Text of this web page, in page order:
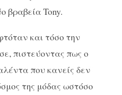
βραβεία Tony.
και τόσο την
πιστεύοντας πως ο
που κανείς δεν
της μόδας ωστόσο